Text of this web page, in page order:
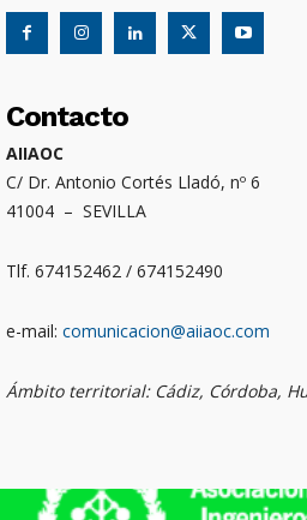
Contacto
AIIAOC
C/ Dr. Antonio Cortés Lladó, nº 6
41004 – SEVILLA
Tlf. 674152462 / 674152490
e-mail: comunicacion@aiiaoc.com
Ámbito territorial: Cádiz, Córdoba,